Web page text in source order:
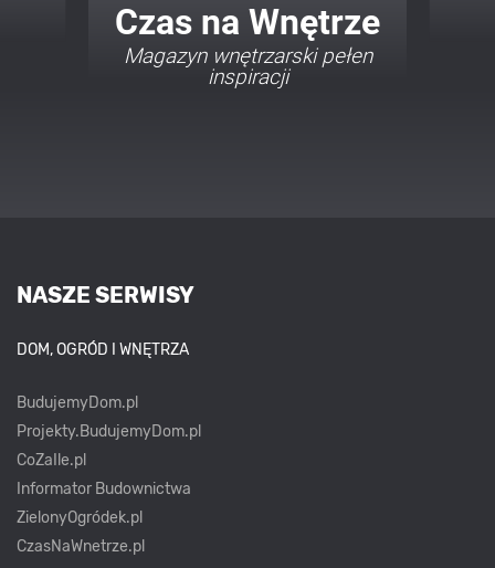
Twój Dom Twój Styl
Porady i inspiracje w
najmodniejszych stylach
NASZE SERWISY
DOM, OGRÓD I WNĘTRZA
BudujemyDom.pl
Projekty.BudujemyDom.pl
CoZaIle.pl
Informator Budownictwa
ZielonyOgródek.pl
CzasNaWnetrze.pl